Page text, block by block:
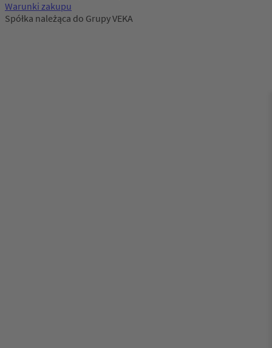
Warunki zakupu
Spółka należąca do Grupy VEKA